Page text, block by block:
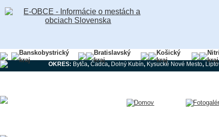
Banskobystrický
kraj
Bratislavský
kraj
Košický
kraj
kraj
OKRES: Bytča, Čadca, Dolný Kubín, Kysucké Nové Mesto,